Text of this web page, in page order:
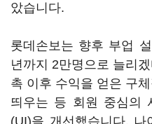
았습니다.
롯데손보는 향후 부업
년까지 2만명으로 늘리
촉 이후 수익을 얻은 구
띄우는 등 회원 중심의
(UI)을 개선했습니다. 나